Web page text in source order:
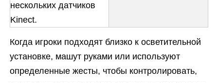
нескольких датчиков
Kinect.
Когда игроки подходят близко к осветительной
установке, машут руками или используют
определенные жесты, чтобы контролировать,